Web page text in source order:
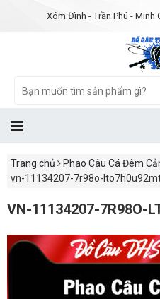
Xóm Đình - Trần Phú - Minh
Trang chủ
Phao Câu Cá Đêm
vn-11134207-7r98o-
VN-11134207-7R98O-